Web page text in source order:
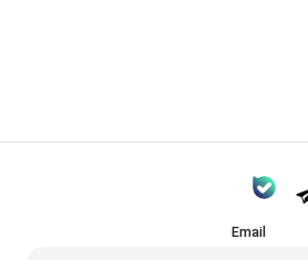
Email